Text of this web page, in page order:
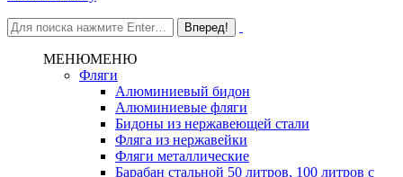
МЕНЮМЕНЮ
Фляги
Алюминиевый бидон
Алюминиевые фляги
Бидоны из нержавеющей стали
Фляга из нержавейки
Фляги металлические
Барабан стальной 50 литров, 100 литров с